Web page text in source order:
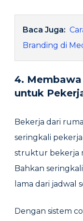
Baca Juga:
Branding di
4.
untuk
Bekerja dari
seringkali
struktur bekerja
Bahkan
lama dari jadwal
Dengan sistem